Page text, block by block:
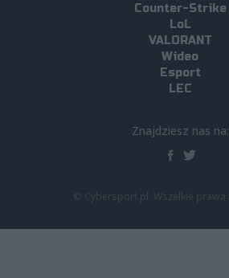
Counter-Strike
LoL
VALORANT
Wideo
Esport
LEC
Znajdziesz nas na: